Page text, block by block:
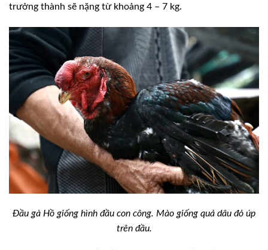
trưởng thành sẽ nặng từ khoảng 4 – 7 kg.
Đầu gà Hồ giống hình đầu con công. Mào giống quả dâu đỏ úp
trên đầu.